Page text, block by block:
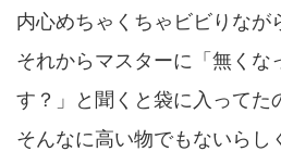
内心めちゃくちゃビビりなが
それからマスターに「無くな
す？」と聞くと袋に入ってた
そんなに高い物でもないらし